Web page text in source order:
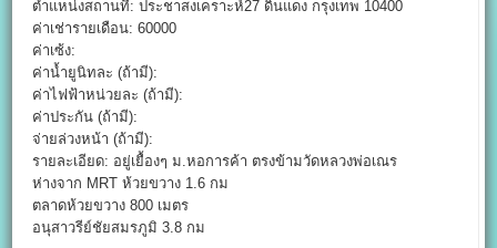
ตำแหน่งสถานที่: ประชาสงเคราะห์27 ดินแดง กรุงเทพ 10400
ค่าเช่ารายเดือน: 60000
ค่าเซ้ง:
ค่าน้ำยูนิทละ (ถ้ามี):
ค่าไฟฟ้าหน่วยละ (ถ้ามี):
ค่าประกัน (ถ้ามี):
จ่ายล่วงหน้า (ถ้ามี):
รายละเอียด: อยู่เยื้องๆ ม.หอการค้า ตรงข้ามวัดหลวงพ่อเณร
ห่างจาก MRT ห้วยขวาง 1.6 กม
ตลาดห้วยขวาง 800 เมตร
อนุสาวรีย์ชัยสมรภูมิ 3.8 กม